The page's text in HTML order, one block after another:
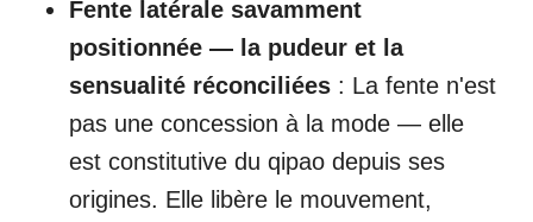
Fente latérale savamment
positionnée — la pudeur et la
sensualité réconciliées : La fente n'est
pas une concession à la mode — elle
est constitutive du qipao depuis ses
origines. Elle libère le mouvement,